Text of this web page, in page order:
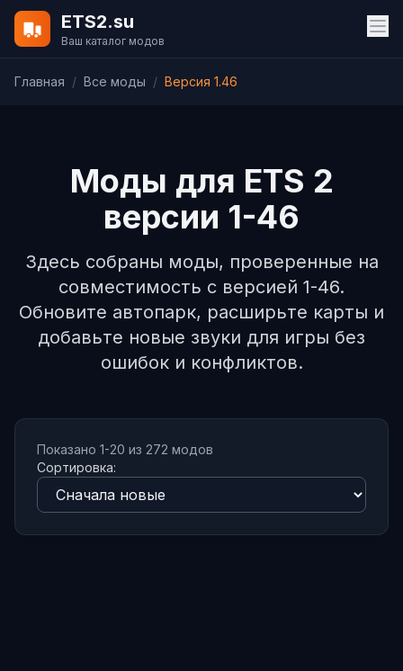
ETS2.su
Ваш каталог модов
Главная / Все моды / Версия 1.46
Моды для ETS 2
версии 1-46
Здесь собраны моды, проверенные на
совместимость с версией 1-46.
Обновите автопарк, расширьте карты и
добавьте новые звуки для игры без
ошибок и конфликтов.
Показано 1-20 из 272 модов
Сортировка: